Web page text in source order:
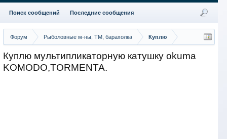
Форум Рыболовные м-ны, ТМ, барахолка Куплю
Куплю мультипликаторную катушку okuma
KOMODO,TORMENTA.
Поиск сообщений Последние сообщения